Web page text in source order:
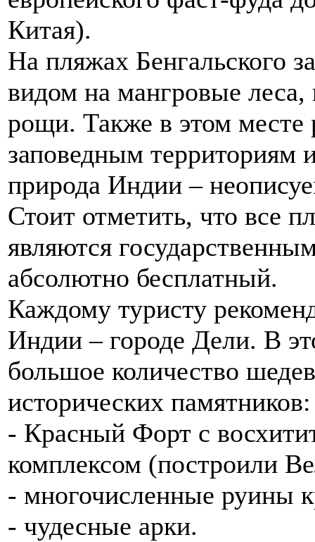
Китая).
На пляжах Бенгальского
видом на мангровые леса,
рощи. Также в этом месте
заповедным территориям
природа Индии –
Стоит отметить, что все
являются
абсолютно бесплатный.
Каждому туристу
Индии – городе Дели. В
большое количество
исторических памятников:
- Красный Форт с
комплексом (построили
- многочисленные руины
- чудесные арки.